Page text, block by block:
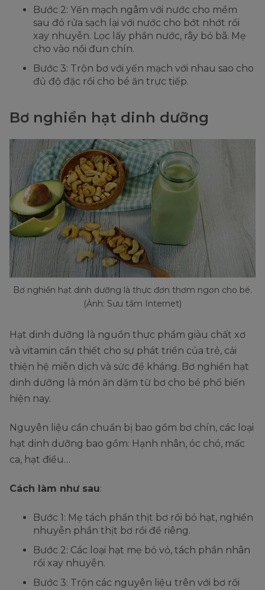
Bước 2: Yến mạch ngâm với nước cho mềm
sau đó rửa sạch lại với nước cho bớt nhớt rồi
xay nhuyễn. Lọc lấy phần nước, rây bỏ bã. Mẹ
cho vào nồi đun chín.
Bước 3: Trộn bơ với yến mạch với nhau sao cho
đủ độ đặc rồi cho bé ăn trực tiếp.
Bơ nghiền hạt dinh dưỡng
Bơ nghiền hạt dinh dưỡng là thực đơn thơm ngon cho bé.
(Ảnh: Sưu tầm Internet)
Hạt dinh dưỡng là nguồn thực phẩm giàu chất xơ
và vitamin cần thiết cho sự phát triển của trẻ, cải
thiện hệ miễn dịch và sức đề kháng. Bơ nghiền hạt
dinh dưỡng là món ăn dặm từ bơ cho bé phổ biến
hiện nay.
Nguyên liệu cần chuẩn bị bao gồm bơ chín, các loại
hạt dinh dưỡng bao gồm: Hạnh nhân, óc chó, mấc
ca, hạt điều…
Cách làm như sau:
Bước 1: Mẹ tách phần thịt bơ rồi bỏ hạt, nghiền
nhuyễn phần thịt bơ rồi để riêng.
Bước 2: Các loại hạt mẹ bỏ vỏ, tách phần nhân
rồi xay nhuyễn.
Bước 3: Trộn các nguyên liệu trên với bơ rồi